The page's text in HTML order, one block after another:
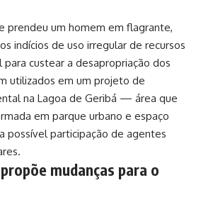
prendeu um homem em flagrante,
indícios de uso irregular de recursos
para custear a desapropriação dos
utilizados em um projeto de
na Lagoa de Geribá — área que
em parque urbano e espaço
participação de agentes
mudanças para o